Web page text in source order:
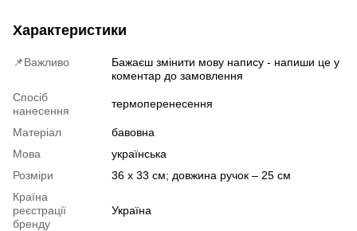
Характеристики
📌Важливо
Бажаєш змінити мову напису - напиши це у
коментар до замовлення
Спосіб
нанесення
термоперенесення
Матеріал
бавовна
Мова
українська
Розміри
36 х 33 см; довжина ручок – 25 см
Країна
реєстрації
бренду
Україна